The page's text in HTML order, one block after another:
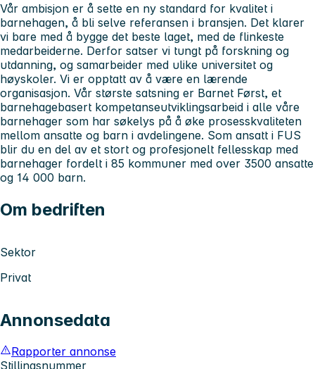
Vår ambisjon er å sette en ny standard for kvalitet i
barnehagen, å bli selve referansen i bransjen. Det klarer
vi bare med å bygge det beste laget, med de flinkeste
medarbeiderne. Derfor satser vi tungt på forskning og
utdanning, og samarbeider med ulike universitet og
høyskoler. Vi er opptatt av å være en lærende
organisasjon. Vår største satsning er Barnet Først, et
barnehagebasert kompetanseutviklingsarbeid i alle våre
barnehager som har søkelys på å øke prosesskvaliteten
mellom ansatte og barn i avdelingene. Som ansatt i FUS
blir du en del av et stort og profesjonelt fellesskap med
barnehager fordelt i 85 kommuner med over 3500 ansatte
og 14 000 barn.
Om bedriften
Sektor
Privat
Annonsedata
Rapporter annonse
Stillingsnummer